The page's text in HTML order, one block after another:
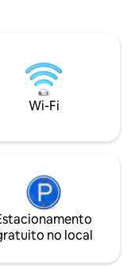
Wi-Fi
no local